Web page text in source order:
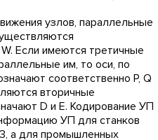
узлов, параллельные
Если имеются третичные
им, то оси, по
соответственно Р, Q
вторичные
D и Е. Кодирование УП
УП для станков
а для промышленных